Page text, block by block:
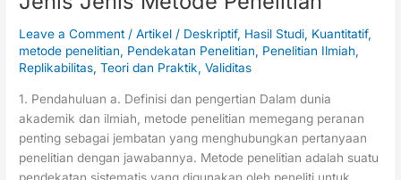
Leave a Comment /Artikel / Deskriptif, Hasil Studi, Kuantitatif,
metode penelitian, Pendekatan Penelitian, Penelitian Ilmiah,
Replikabilitas,Teori dan Praktik,Validitas
1. Pendahuluan a. Definisi dan pengertian Dalam dunia
akademik dan ilmiah, metode penelitian memegang peranan
penting sebagai jembatan yang menghubungkan pertanyaan
penelitian dengan jawabannya. Metode penelitian adalah suatu